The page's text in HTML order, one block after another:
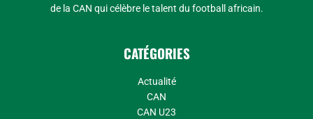
de la CAN qui célèbre le talent du football africain.
CATÉGORIES
Actualité
CAN
CAN U23